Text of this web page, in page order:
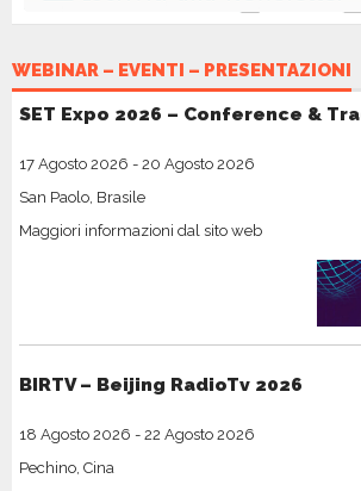
WEBINAR – EVENTI – PRESENTAZIONI
SET Expo 2026 – Conference &
17 Agosto 2026 - 20 Agosto 2026
San Paolo, Brasile
Maggiori informazioni dal sito web
BIRTV – Beijing RadioTv 2026
18 Agosto 2026 - 22 Agosto 2026
Pechino, Cina